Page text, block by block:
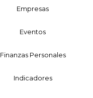
Empresas
Eventos
Finanzas Personales
Indicadores